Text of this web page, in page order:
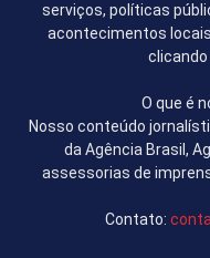
serviços, políticas
acontecimentos
O que é
Nosso conteúdo
da Agência Brasil,
assessorias de
Contato: